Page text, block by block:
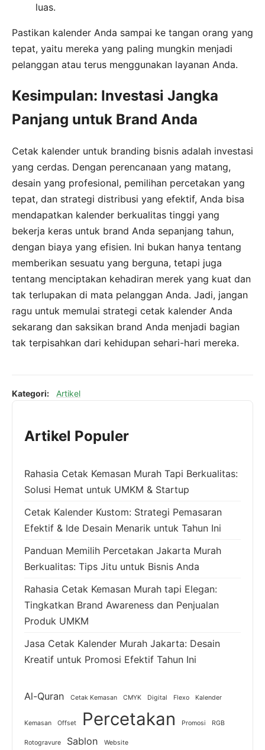
luas.
Pastikan kalender Anda sampai ke tangan orang yang
tepat, yaitu mereka yang paling mungkin menjadi
pelanggan atau terus menggunakan layanan Anda.
Kesimpulan: Investasi Jangka
Panjang untuk Brand Anda
Cetak kalender untuk branding bisnis adalah investasi
yang cerdas. Dengan perencanaan yang matang,
desain yang profesional, pemilihan percetakan yang
tepat, dan strategi distribusi yang efektif, Anda bisa
mendapatkan kalender berkualitas tinggi yang
bekerja keras untuk brand Anda sepanjang tahun,
dengan biaya yang efisien. Ini bukan hanya tentang
memberikan sesuatu yang berguna, tetapi juga
tentang menciptakan kehadiran merek yang kuat dan
tak terlupakan di mata pelanggan Anda. Jadi, jangan
ragu untuk memulai strategi cetak kalender Anda
sekarang dan saksikan brand Anda menjadi bagian
tak terpisahkan dari kehidupan sehari-hari mereka.
Kategori: Artikel
Artikel Populer
Rahasia Cetak Kemasan Murah Tapi Berkualitas:
Solusi Hemat untuk UMKM & Startup
Cetak Kalender Kustom: Strategi Pemasaran
Efektif & Ide Desain Menarik untuk Tahun Ini
Panduan Memilih Percetakan Jakarta Murah
Berkualitas: Tips Jitu untuk Bisnis Anda
Rahasia Cetak Kemasan Murah tapi Elegan:
Tingkatkan Brand Awareness dan Penjualan
Produk UMKM
Jasa Cetak Kalender Murah Jakarta: Desain
Kreatif untuk Promosi Efektif Tahun Ini
Al-Quran Cetak Kemasan CMYK Digital Flexo Kalender
Kemasan Offset Percetakan Promosi RGB
Rotogravure Sablon Website